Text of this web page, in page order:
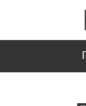
content